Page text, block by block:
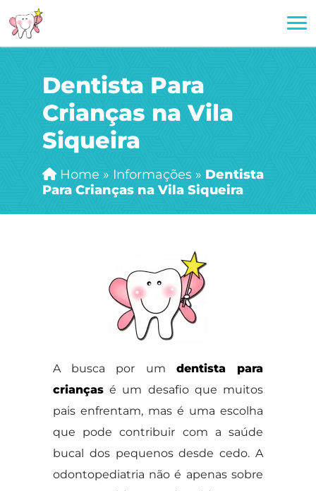
Dentista Para
Crianças na Vila
Siqueira
Home » Informações » Dentista
Para Crianças na Vila Siqueira
A busca por um dentista para
criançasé um desafio que muitos
pais enfrentam, mas é uma escolha
que pode contribuir com a saúde
bucal dos pequenos desde cedo. A
odontopediatria não é apenas sobre